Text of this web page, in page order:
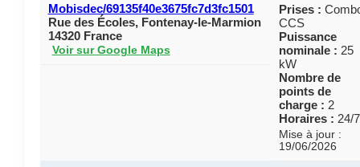
Mobisdec/69135f40e3675fc7d3fc1501
Rue des Écoles, Fontenay-le-Marmion
14320 France
Voir sur Google Maps
Prises :
CCS
Puissance
nominale : 25
kW
Nombre de
points de
charge : 2
Horaires : 24/7
Mise à jour :
19/06/2026